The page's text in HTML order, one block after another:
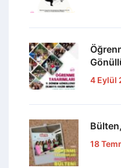
4 Eylül
18